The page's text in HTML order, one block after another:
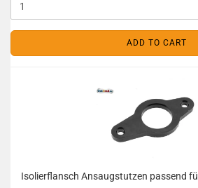
ADD TO CART
Isolierflansch Ansaugstutzen passend